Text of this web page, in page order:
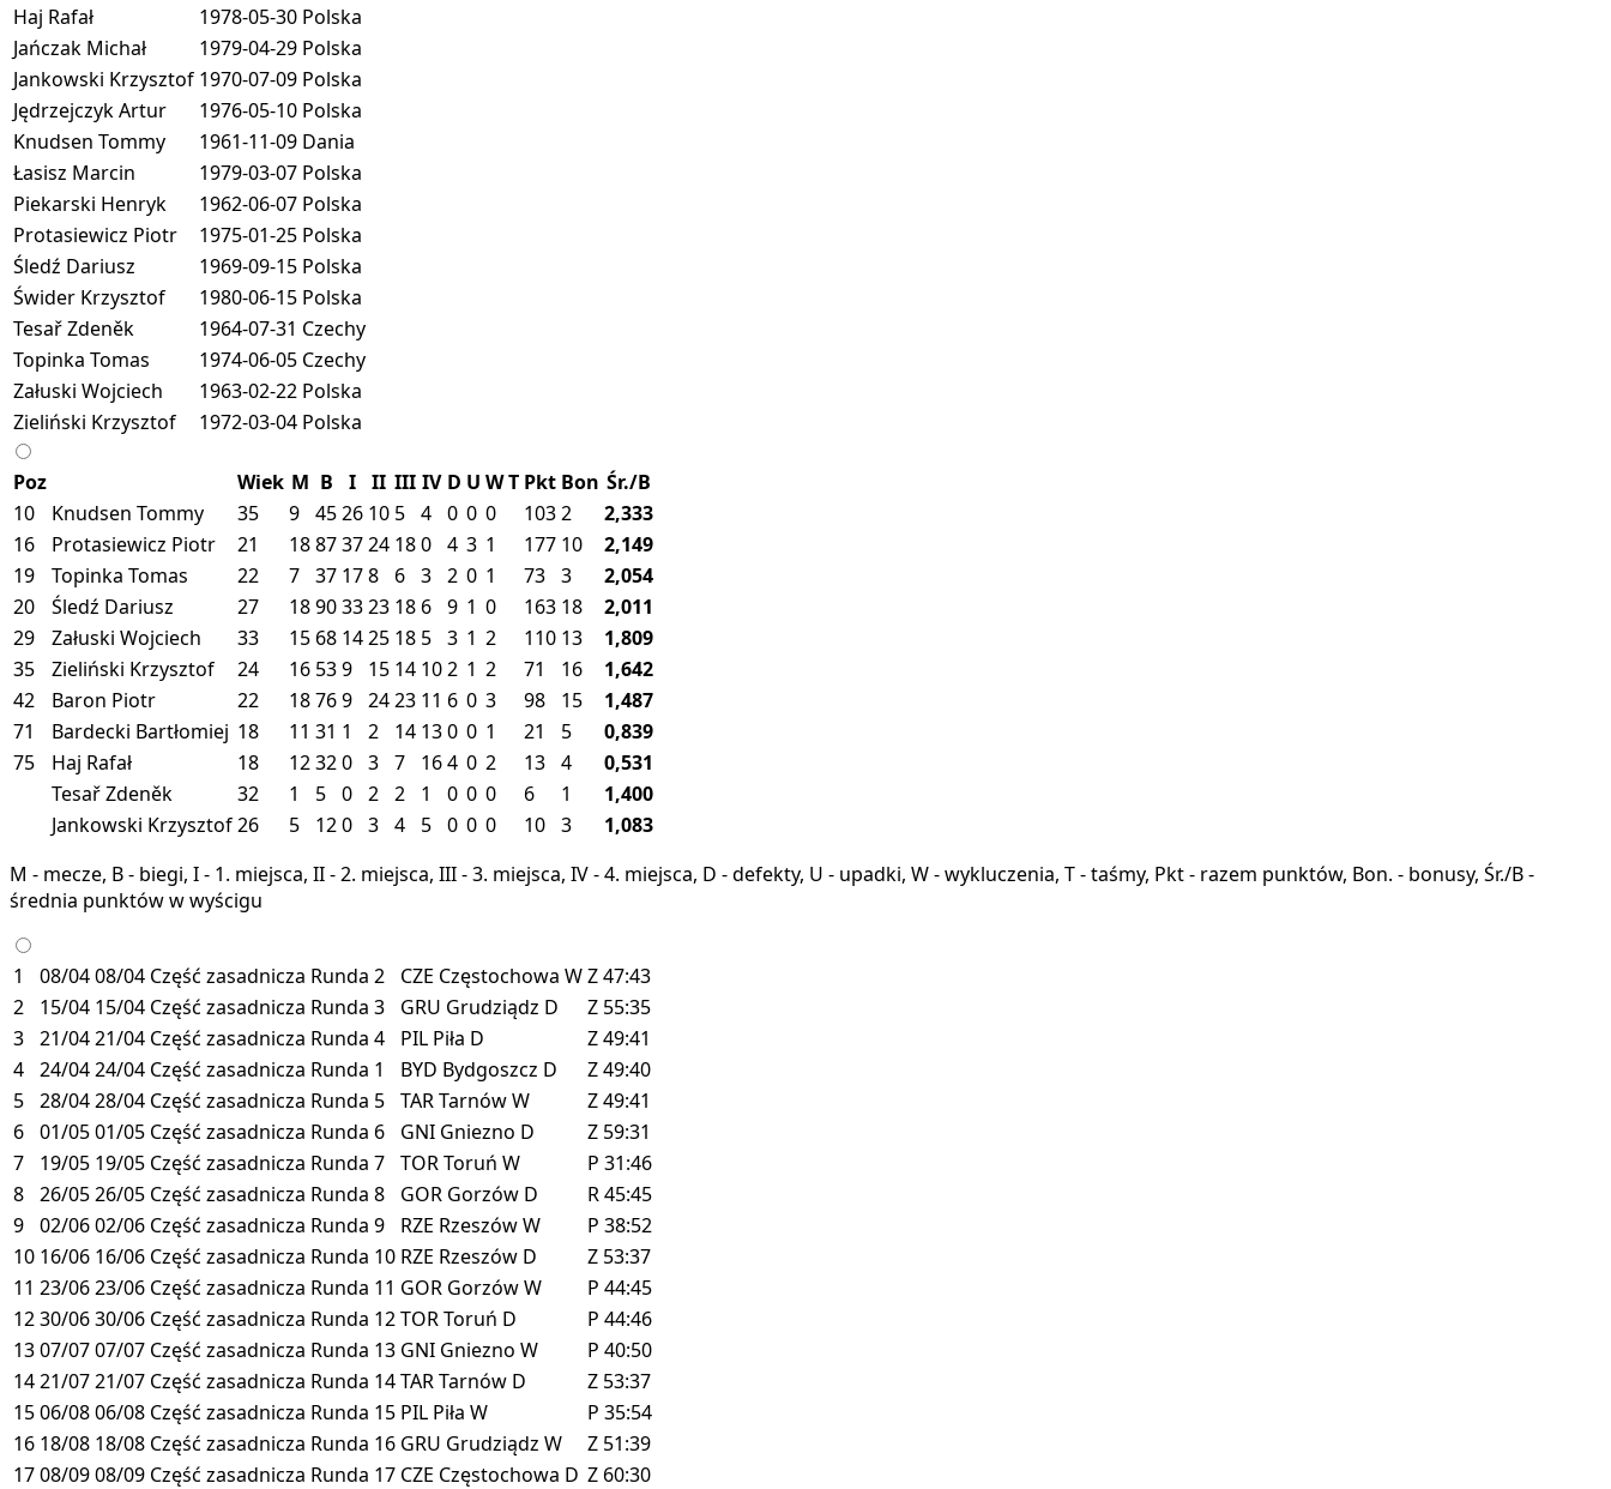
Haj Rafał
1978-05-30 Polska
Jańczak Michał
1979-04-29 Polska
Jankowski Krzysztof 1970-07-09 Polska
Jędrzejczyk Artur
1976-05-10 Polska
Knudsen Tommy
1961-11-09 Dania
Łasisz Marcin
1979-03-07 Polska
Piekarski Henryk
1962-06-07 Polska
Protasiewicz Piotr
1975-01-25 Polska
Śledź Dariusz
1969-09-15 Polska
Świder Krzysztof
1980-06-15 Polska
Tesař Zdeněk
1964-07-31 Czechy
Topinka Tomas
1974-06-05 Czechy
Załuski Wojciech
1963-02-22 Polska
Zieliński Krzysztof
1972-03-04 Polska
Poz Wiek M B I II III IV D U WT Pkt Bon Śr./B
10
Knudsen Tommy 35 9 4526 10 5 4 0 0 0 1032
2,333
16
Protasiewicz Piotr 21 18873724 180 4 3 1 177 10
2,149
19
Topinka Tomas 22 7 37 178 6 3 2 0 1 73 3
2,054
20
Śledź Dariusz 27 18903323 18 6 9 1 0 163 18
2,011
29
Załuski Wojciech 33 15 68 1425 18 5 3 1 2 110 13
1,809
35
Zieliński Krzysztof 24 16 539 15 14 102 1 2 71 16
1,642
42
Baron Piotr 22 18769 2423 11 6 0 3 98 15
1,487
71
Bardecki Bartłomiej 18 11 31 1 2 14 130 0 1 21 5
0,839
75
Haj Rafał 18 12320 3 7 164 0 2 13 4
0,531
Tesař Zdeněk
32 1 5 0 2 2 1 0 0 0 6 1
1,400
Jankowski Krzysztof26 5 120 3 4 5 0 0 0 10 3
1,083
M - mecze, B - biegi, I - 1. miejsca, II - 2. miejsca, III - 3. miejsca, IV - 4. miejsca, D - defekty, U - upadki, W - wykluczenia, T - taśmy, Pkt - razem punktów, Bon. - bonusy, Śr./B -
średnia punktów w wyścigu
1 08/0408/04 Część zasadnicza Runda 2 CZE Częstochowa WZ47:43
2
15/04 15/04 Część zasadnicza Runda 3 GRU Grudziądz D Z 55:35
3 21/0421/04 Część zasadnicza Runda 4 PIL Piła D Z49:41
4 24/0424/04 Część zasadnicza Runda 1 BYD Bydgoszcz D Z49:40
5 28/0428/04 Część zasadnicza Runda 5 TARTarnówW Z49:41
6 01/0501/05 Część zasadnicza Runda 6 GNI Gniezno D Z 59:31
7
19/05 19/05 Część zasadnicza Runda 7 TORToruń W P 31:46
8 26/0526/05 Część zasadnicza Runda 8 GOR Gorzów D R45:45
9 02/0602/06 Część zasadnicza Runda 9 RZE RzeszówW P 38:52
10 16/06 16/06 Część zasadnicza Runda 10 RZE Rzeszów D Z 53:37
11 23/0623/06 Część zasadnicza Runda 11 GOR GorzówW P 44:45
1230/0630/06 Część zasadnicza Runda 12TORToruń D P 44:46
1307/0707/07 Część zasadnicza Runda 13 GNI Gniezno W P 40:50
1421/0721/07 Część zasadnicza Runda 14TARTarnów D Z 53:37
1506/0806/08 Część zasadnicza Runda 15 PIL Piła W P 35:54
16 18/08 18/08 Część zasadnicza Runda 16 GRU Grudziądz W Z 51:39
1708/0908/09 Część zasadnicza Runda 17 CZE Częstochowa D Z 60:30